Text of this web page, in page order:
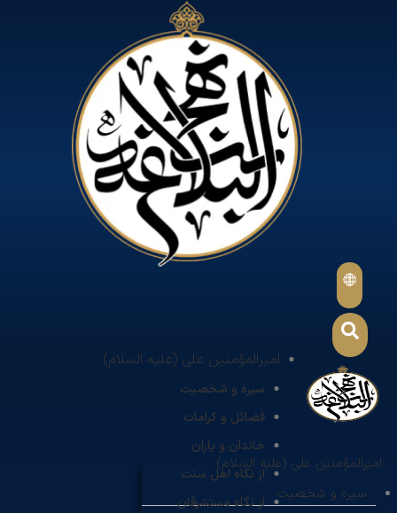
امیرالمؤمنین علی (علیه السلام)
سیره و شخصیت
فضائل و کرامات
خاندان و یاران
از نگاه اهل سنت
از نگاه مستشرقان
امیرالمؤمنین علی (علیه السلام)
سیره و شخصیت